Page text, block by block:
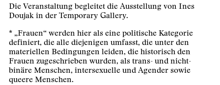
Die Veranstaltung begleitet die Ausstellung von Ines
Doujak in der Temporary Gallery.
* „Frauen“ werden hier als eine politische Kategorie
definiert, die alle diejenigen umfasst, die unter den
materiellen Bedingungen leiden, die historisch den
Frauen zugeschrieben wurden, als trans- und nicht-
binäre Menschen, intersexuelle und Agender sowie
queere Menschen.